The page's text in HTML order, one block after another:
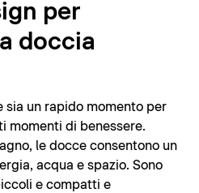
per
doccia
sia un rapido momento per
momenti di benessere.
le docce consentono un
acqua e spazio. Sono
e compatti e